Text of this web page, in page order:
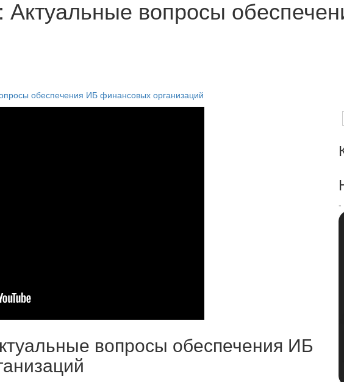
Актуальные вопросы
обеспечения ИБ финансовых организаций
вопросы обеспечения ИБ
-